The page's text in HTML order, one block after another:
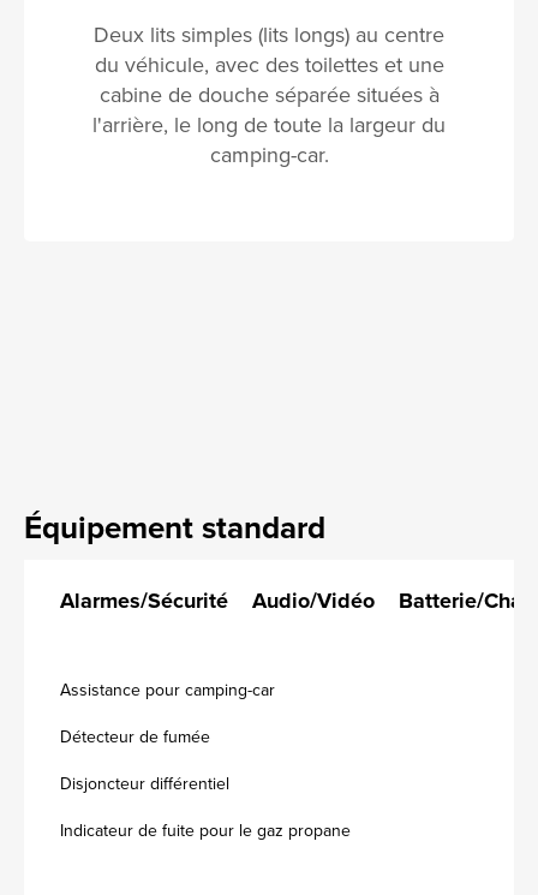
Deux lits simples (lits longs) au centre
du véhicule, avec des toilettes et une
cabine de douche séparée situées à
l'arrière, le long de toute la largeur du
camping-car.
Équipement standard
Alarmes/Sécurité Audio/Vidéo Batterie/
Assistance pour camping-car
Détecteur de fumée
Disjoncteur différentiel
Indicateur de fuite pour le gaz propane